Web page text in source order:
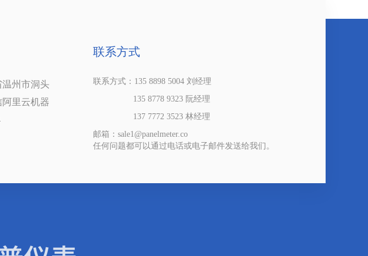
州市洞头
里云机器
联系方式
联系方式：135 8898 5004 刘经理
135 8778 9323 阮经理
137 7772 3523 林经理
邮箱：sale1@panelmeter.co
任何问题都可以通过电话或电子邮件发送给我们。